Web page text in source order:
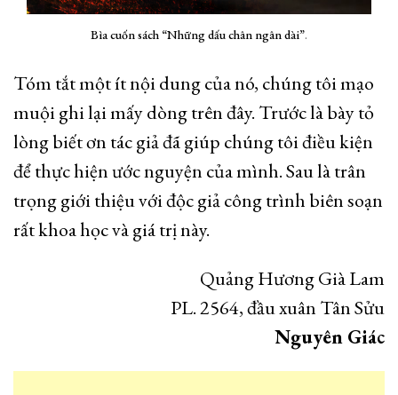
Bìa cuốn sách “Những dấu chân ngân dài”.
Tóm tắt một ít nội dung của nó, chúng tôi mạo
muội ghi lại mấy dòng trên đây. Trước là bày tỏ
lòng biết ơn tác giả đã giúp chúng tôi điều kiện
để thực hiện ước nguyện của mình. Sau là trân
trọng giới thiệu với độc giả công trình biên soạn
rất khoa học và giá trị này.
Quảng Hương Già Lam
PL. 2564, đầu xuân Tân Sửu
Nguyên Giác